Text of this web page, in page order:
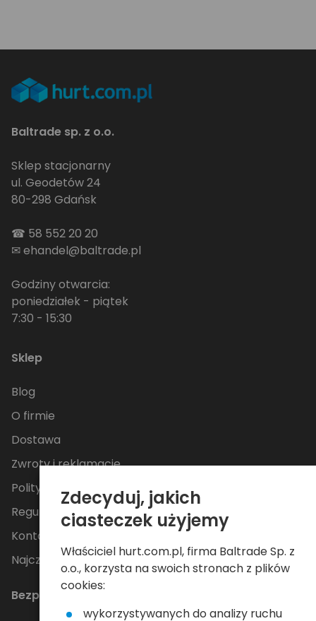
Baltrade sp. z o.o.
Sklep stacjonarny
ul. Geodetów 24
80-298 Gdańsk
☎ 58 552 20 20
✉ehandel@baltrade.pl
Godziny otwarcia:
poniedziałek - piątek
7:30 - 15:30
Sklep
Blog
O firmie
Dostawa
Zwroty i reklamacje
Polityka Prywatności
Regulamin
Kontakt
Najczęściej zadawane pytania
Bezpieczne płatności
Zdecyduj, jakich
ciasteczek użyjemy
Właściciel hurt.com.pl, firma Baltrade Sp. z
o.o., korzysta na swoich stronach z plików
cookies:
wykorzystywanych do analizy ruchu